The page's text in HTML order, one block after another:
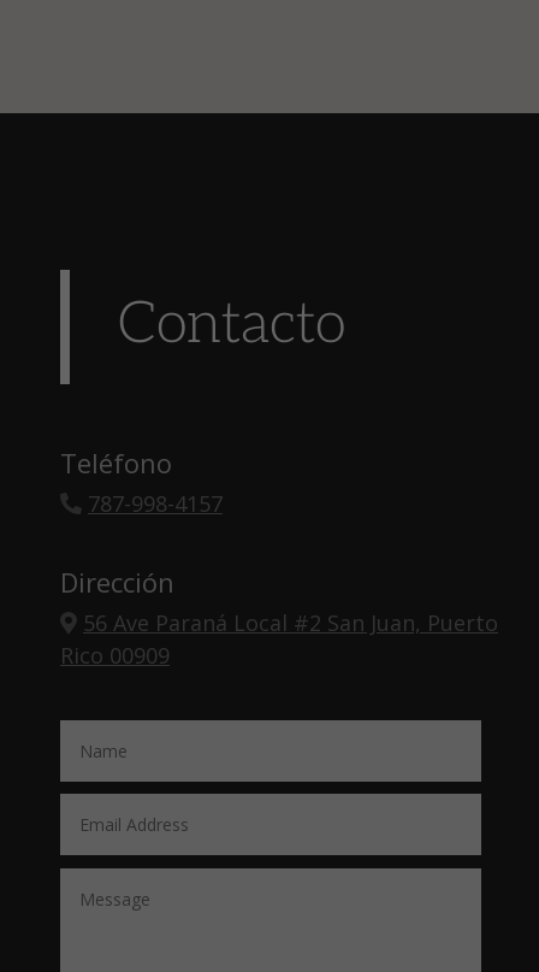
Contacto
Teléfono
787-998-4157
Dirección
56 Ave Paraná Local #2 San Juan, Puerto
Rico 00909